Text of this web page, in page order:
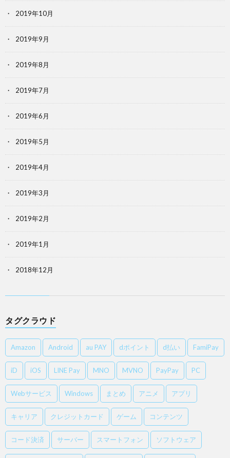
2019年10月
2019年9月
2019年8月
2019年7月
2019年6月
2019年5月
2019年4月
2019年3月
2019年2月
2019年1月
2018年12月
タグクラウド
Amazon Android au PAY dポイント d払い FamiPay
iD iOS LINE Pay MNO MVNO PayPay PC
Webサービス Windows まとめ アニメ アプリ
キャリア クレジットカード ゲーム コンテンツ
コード決済 サーバー スマートフォン ソフトウェア